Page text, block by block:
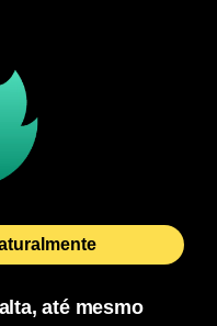
até mesmo